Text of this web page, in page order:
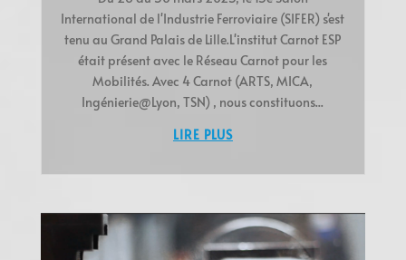
International de l'Industrie Ferroviaire (SIFER) s'est
tenu au Grand Palais de Lille.L'institut Carnot ESP
était présent avec le Réseau Carnot pour les
Mobilités. Avec 4 Carnot (ARTS, MICA,
Ingénierie@Lyon, TSN) , nous constituons...
LIRE PLUS